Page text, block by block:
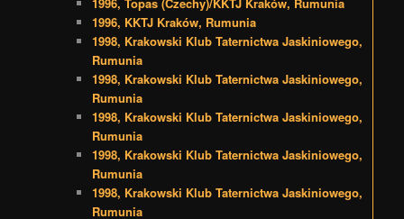
1996, Topas (Czechy)/KKTJ Kraków, Rumunia
1996, KKTJ Kraków, Rumunia
1998, Krakowski Klub Taternictwa Jaskiniowego,
Rumunia
1998, Krakowski Klub Taternictwa Jaskiniowego,
Rumunia
1998, Krakowski Klub Taternictwa Jaskiniowego,
Rumunia
1998, Krakowski Klub Taternictwa Jaskiniowego,
Rumunia
1998, Krakowski Klub Taternictwa Jaskiniowego,
Rumunia